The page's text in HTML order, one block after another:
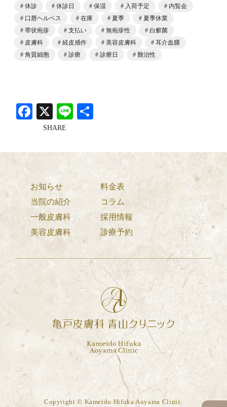
休診
休診日 保湿 入荷予定
内覧会
口唇ヘルペス
在庫 夏季
夏季休業
帯状疱疹
支払い 無疱疹性
白癬菌
皮膚科
経皮感作 美容皮膚科
耳介血腫
角質細胞
診療 診療日 難治性
SHARE
Facebook
X Line
お知らせ
当院の紹介
一般皮膚科
美容皮膚科
料金表
コラム
採用情報
診療予約
Copyright © Kameido Hifuka Aoyama Clinic.